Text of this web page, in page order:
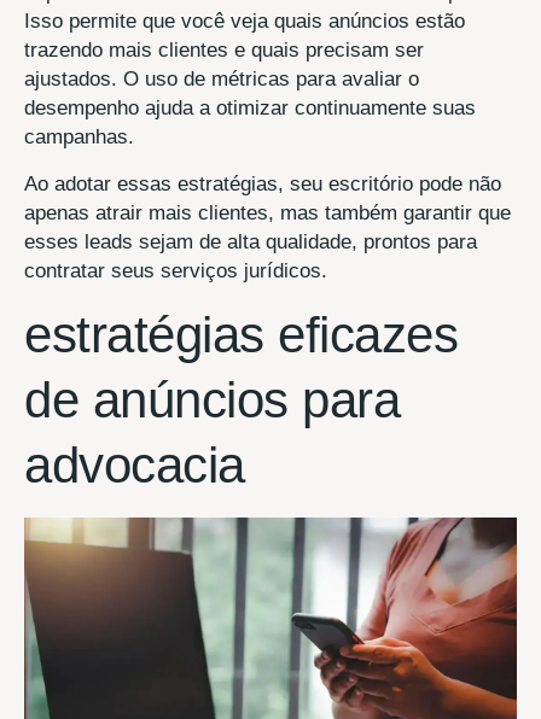
Isso permite que você veja quais anúncios estão
trazendo mais clientes e quais precisam ser
ajustados. O uso de métricas para avaliar o
desempenho ajuda a otimizar continuamente suas
campanhas.
Ao adotar essas estratégias, seu escritório pode não
apenas atrair mais clientes, mas também garantir que
esses leads sejam de alta qualidade, prontos para
contratar seus serviços jurídicos.
estratégias eficazes
de anúncios para
advocacia